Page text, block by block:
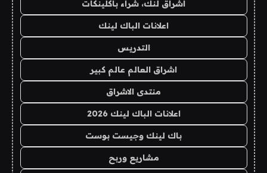
اشراق لنك، شراء باكلينكات
اعلانات الباك لينك
التدريس
اشراق العالم عالم كبير
منتدى الاشراق
اعلانات الباك لينك 2026
باك لينك وجيست بوست
مشاريع وربح